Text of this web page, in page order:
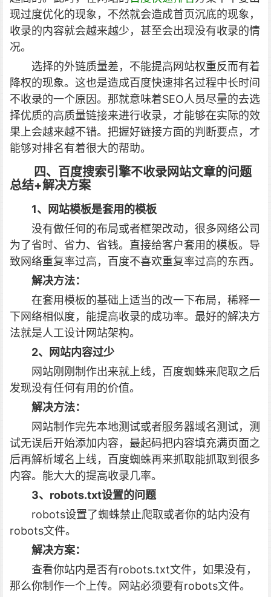
现过度优化的现象，不然就会造成首页沉底的现象，
收录的内容就会越来越少，甚至会出现没有收录的情
况。
选择的外链质量差，不能提高网站权重反而有着
降权的现象。这也是造成百度快速排名过程中长时间
不收录的一个原因。那就意味着SEO人员尽量的去选
择优质的高质量链接来进行收录，才能够在实际的效
果上会越来越不错。把握好链接方面的判断要点，才
能够对排名有着很大的帮助。
四、百度搜索引擎不收录网站文章的问题
总结+解决方案
1、网站模板是套用的模板
没有做任何的布局或者框架改动，很多网络公司
为了省时、省力、省钱。直接给客户套用的模板。导
致网络重复率过高，百度不喜欢重复率过高的东西。
解决方法：
在套用模板的基础上适当的改一下布局，稀释一
下网络相似度，能提高收录的成功率。最好的解决方
法就是人工设计网站架构。
2、网站内容过少
网站刚刚制作出来就上线，百度蜘蛛来爬取之后
发现没有任何有用的价值。
解决方法：
网站制作完先本地测试或者服务器域名测试，测
试无误后开始添加内容，最起码把内容填充满页面之
后再解析域名上线，百度蜘蛛再来抓取能抓取到很多
内容。能大大的提高收录几率。
3、robots.txt设置的问题
robots设置了蜘蛛禁止爬取或者你的站内没有
robots文件。
解决方案：
查看你站内是否有robots.txt文件，如果没有，
那么你制作一个上传。网站必须要有robots文件。